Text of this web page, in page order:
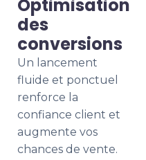
Optimisation
des
conversions
Un lancement
fluide et ponctuel
renforce la
confiance client et
augmente vos
chances de vente.